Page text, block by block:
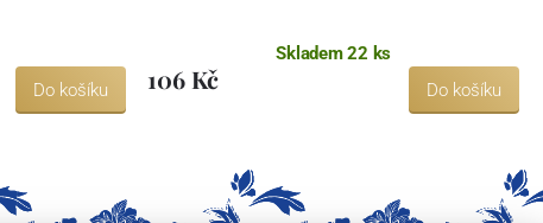
Do košíku
Skladem 22 ks
106 Kč Do košíku